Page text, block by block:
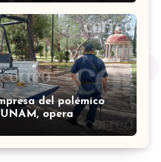
del polémico
opera
INE desde 2024